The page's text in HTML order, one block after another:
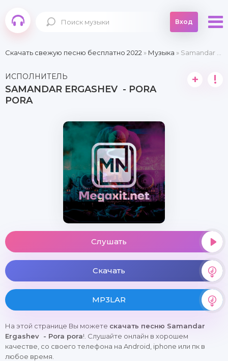
Вход
Скачать свежую песню бесплатно 2022 » Музыка » Samandar Ergashev - Pora pora
ИСПОЛНИТЕЛЬ
SAMANDAR ERGASHEV - PORA
PORA
+ !
Слушать
Скачать
MP3LAR
На этой странице Вы можете скачать песню Samandar
Ergashev - Pora pora!. Слушайте онлайн в хорошем
качестве, со своего телефона на Android, iphone или пк в
любое время.